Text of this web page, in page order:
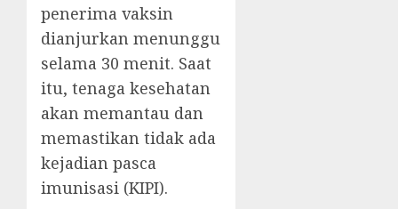
penerima vaksin
dianjurkan menunggu
selama 30 menit. Saat
itu, tenaga kesehatan
akan memantau dan
memastikan tidak ada
kejadian pasca
imunisasi (KIPI).